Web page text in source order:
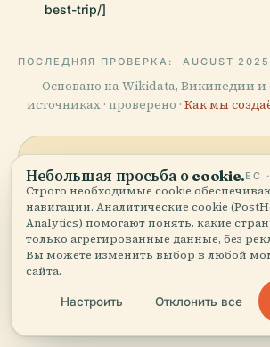
best-trip/]
ПОСЛЕДНЯЯ ПРОВЕРКА: AUGUST 2025
Основано на Wikidata, Википедии
источниках · проверено · Как мы
Исследуйте
окрестности
Посмотрите Отель Рокмор на
карте и узнайте, что рядом.
Небольшая просьба о cookie.ЕС
Строго необходимые cookie
навигации. Аналитические cookie
Analytics) помогают понять, какие
только агрегированные данные, без
Вы можете изменить выбор в любой
сайта.
Настроить Отклонить все